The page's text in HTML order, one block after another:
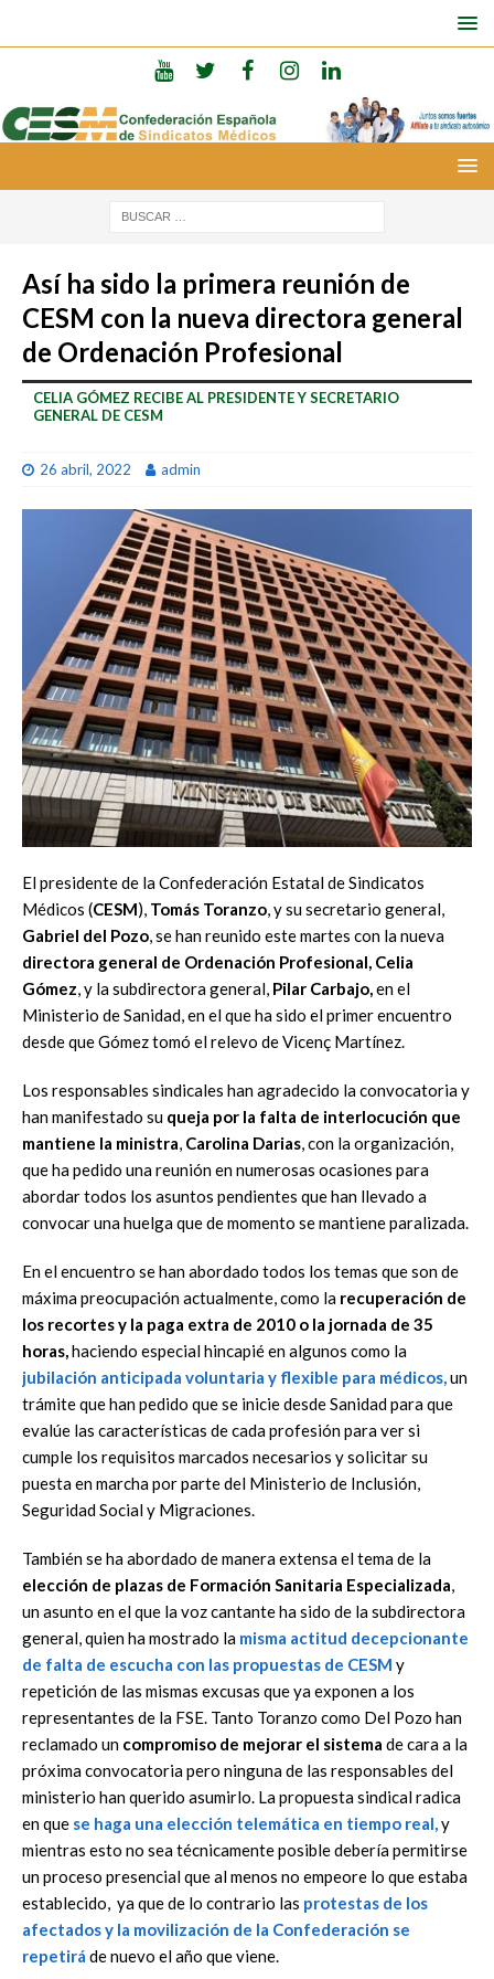
Así ha sido la primera reunión de
CESM con la nueva directora general
de Ordenación Profesional
CELIA GÓMEZ RECIBE AL PRESIDENTE Y SECRETARIO
GENERAL DE CESM
26 abril, 2022 admin
El presidente de la Confederación Estatal de Sindicatos
Médicos (CESM), Tomás Toranzo, y su secretario general,
Gabriel del Pozo, se han reunido este martes con la nueva
directora general de Ordenación Profesional, Celia
Gómez, y la subdirectora general, Pilar Carbajo,en el
Ministerio de Sanidad, en el que ha sido el primer encuentro
desde que Gómez tomó el relevo de Vicenç Martínez.
Los responsables sindicales han agradecido la convocatoria y
han manifestado su queja por la falta de interlocución que
mantiene la ministra, Carolina Darias, con la organización,
que ha pedido una reunión en numerosas ocasiones para
abordar todos los asuntos pendientes que han llevado a
convocar una huelga que de momento se mantiene paralizada.
En el encuentro se han abordado todos los temas que son de
máxima preocupación actualmente, como la recuperación de
los recortes y la paga extra de 2010 o la jornada de 35
horas,haciendo especial hincapié en algunos como la
jubilación anticipada voluntaria y flexible para médicos,un
trámite que han pedido que se inicie desde Sanidad para que
evalúe las características de cada profesión para ver si
cumple los requisitos marcados necesarios y solicitar su
puesta en marcha por parte del Ministerio de Inclusión,
Seguridad Social y Migraciones.
También se ha abordado de manera extensa el tema de la
elección de plazas de Formación Sanitaria Especializada,
un asunto en el que la voz cantante ha sido de la subdirectora
general, quien ha mostrado la misma actitud decepcionante
de falta de escucha con las propuestas de CESM y
repetición de las mismas excusas que ya exponen a los
representantes de la FSE. Tanto Toranzo como Del Pozo han
reclamado un compromiso de mejorar el sistema de cara a la
próxima convocatoria pero ninguna de las responsables del
ministerio han querido asumirlo. La propuesta sindical radica
en que se haga una elección telemática en tiempo real,y
mientras esto no sea técnicamente posible debería permitirse
un proceso presencial que al menos no empeore lo que estaba
establecido, ya que de lo contrario las protestas de los
afectados y la movilización de la Confederación se
repetirá de nuevo el año que viene.